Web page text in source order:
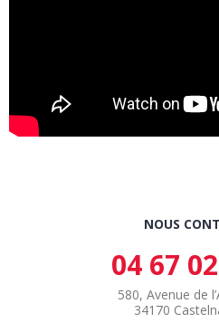
NOUS
04 67
580, Avenue de
34170